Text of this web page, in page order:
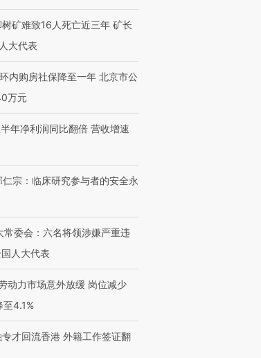
矿难致16人死亡近三年 矿长
大代表
内购房社保降至一年 北京市公
万元
年净利润同比翻倍 营收增速
仁宗：临床研究参与者的安全永
常委会：六名将领涉嫌严重违
人大代表
动力市场意外放缓 岗位减少
4.1%
才回流香港 外籍工作签证翻